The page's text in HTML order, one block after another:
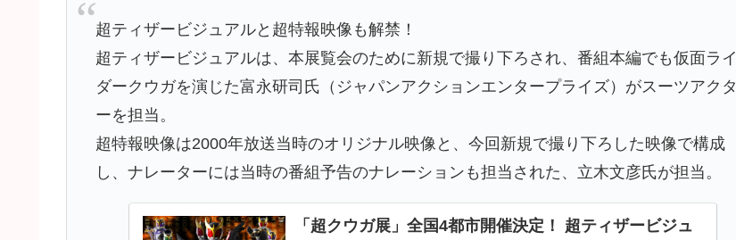
超ティザービジュアルと超特報映像も解禁！
超ティザービジュアルは、本展覧会のために新規で撮り下ろされ、番組本編でも仮面ライ
ダークウガを演じた富永研司氏（ジャパンアクションエンタープライズ）がスーツアクタ
ーを担当。
超特報映像は2000年放送当時のオリジナル映像と、今回新規で撮り下ろした映像で構成
し、ナレーターには当時の番組予告のナレーションも担当された、立木文彦氏が担当。
「超クウガ展」全国4都市開催決定！ 超ティザービジュ